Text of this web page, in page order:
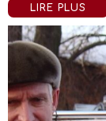
LIRE PLUS